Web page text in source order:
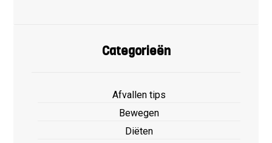
Categorieën
Afvallen tips
Bewegen
Diëten